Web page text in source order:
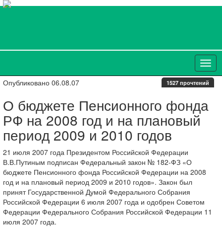
Опубликовано 06.08.07 1527 прочтений
О бюджете Пенсионного фонда
РФ на 2008 год и на плановый
период 2009 и 2010 годов
21 июля 2007 года Президентом Российской Федерации
В.В.Путиным подписан Федеральный закон № 182-ФЗ «О
бюджете Пенсионного фонда Российской Федерации на 2008
год и на плановый период 2009 и 2010 годов». Закон был
принят Государственной Думой Федерального Собрания
Российской Федерации 6 июля 2007 года и одобрен Советом
Федерации Федерального Собрания Российской Федерации 11
июля 2007 года.